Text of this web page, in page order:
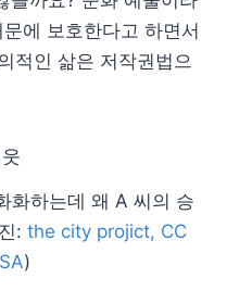
문에 보호한다고 하면서
적인 삶은 저작권법으
화하는데 왜 A 씨의 승
: the city projict, CC
)